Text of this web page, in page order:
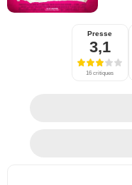
Presse
3,1
16 critiques